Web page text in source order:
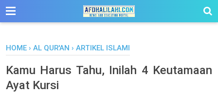
-->
HOME › AL QUR'AN › ARTIKEL ISLAMI
Kamu Harus Tahu, Inilah 4 Keutamaan
Ayat Kursi